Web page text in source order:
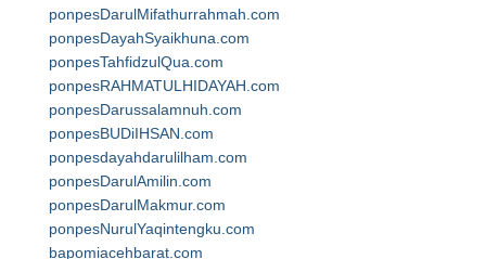
ponpesDarulMifathurrahmah.com
ponpesDayahSyaikhuna.com
ponpesTahfidzulQua.com
ponpesRAHMATULHIDAYAH.com
ponpesDarussalamnuh.com
ponpesBUDiIHSAN.com
ponpesdayahdarulilham.com
ponpesDarulAmilin.com
ponpesDarulMakmur.com
ponpesNurulYaqintengku.com
bapomiacehbarat.com